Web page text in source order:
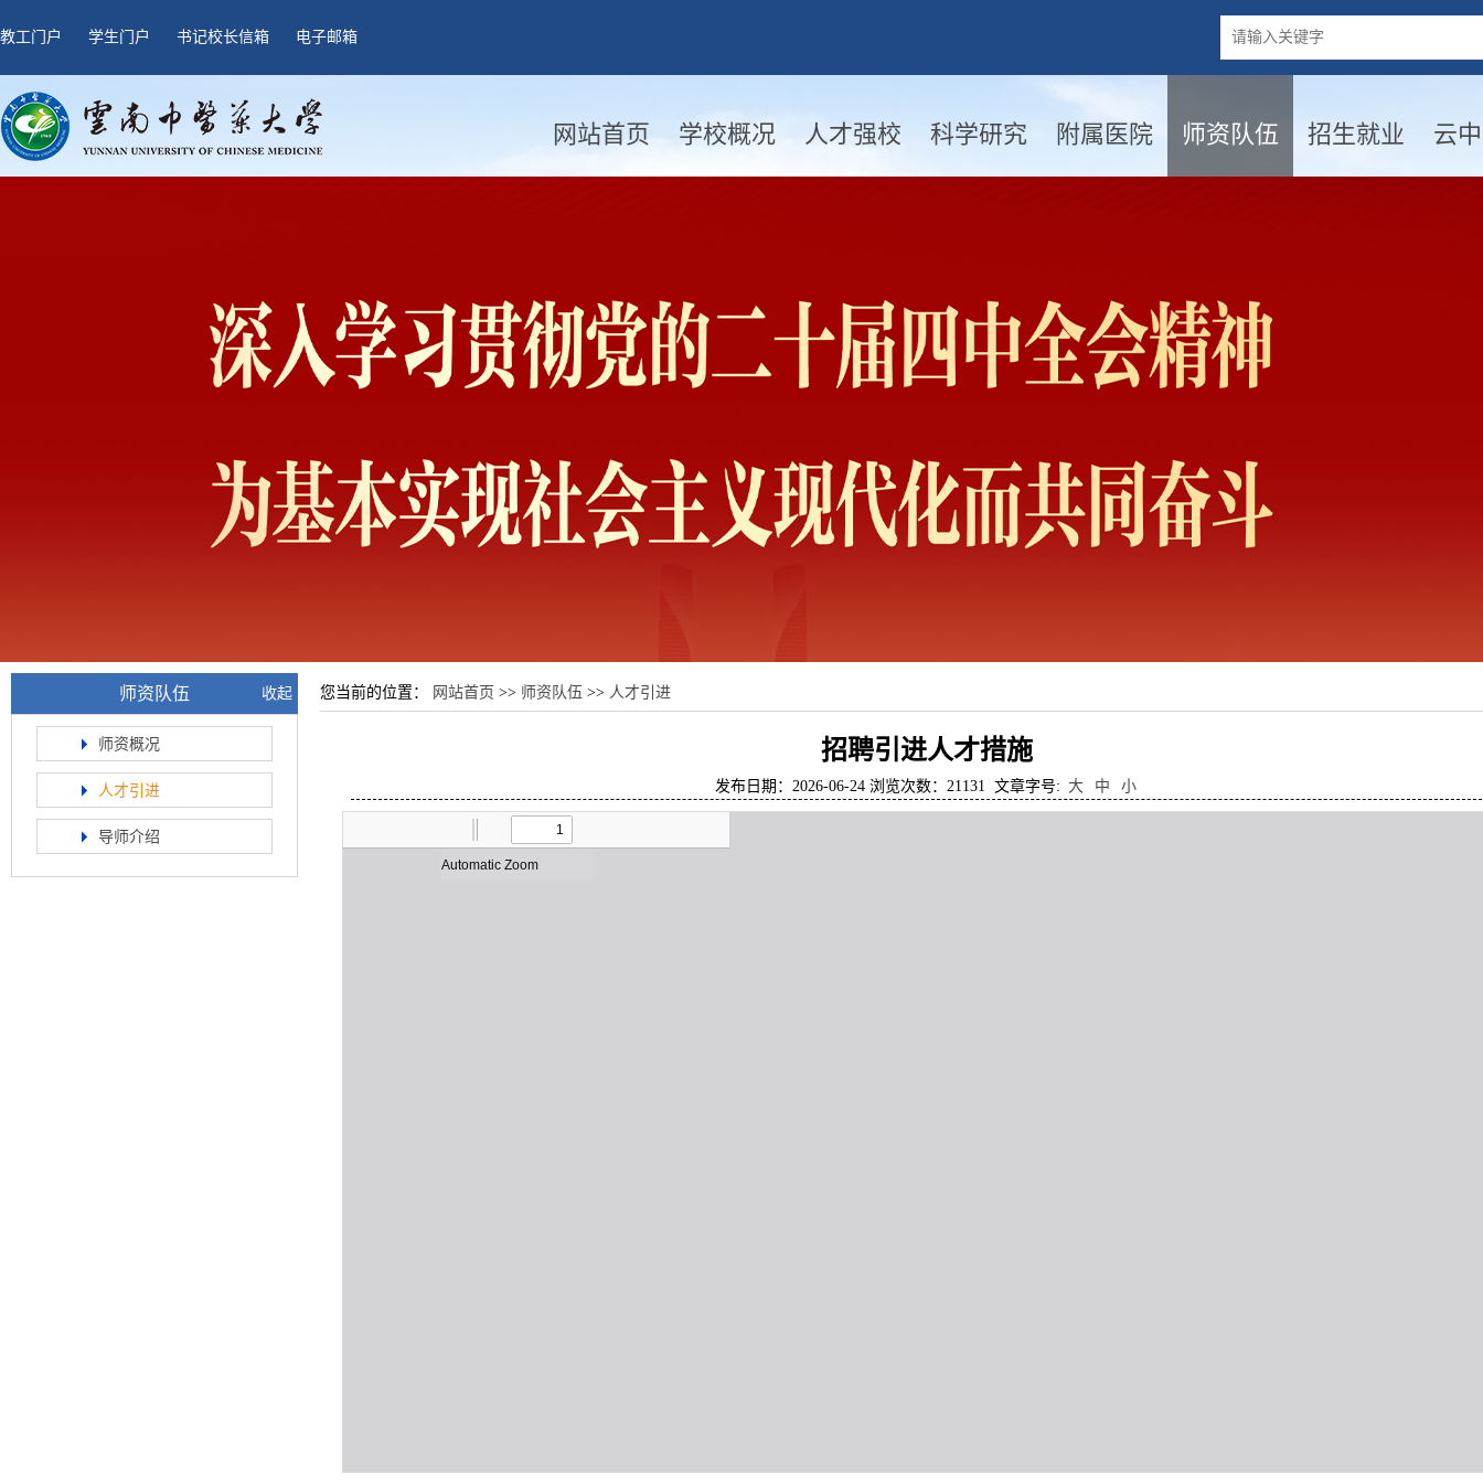
教工门户 学生门户 书记校长信箱 电子邮箱
网站首页 学校概况 人才强校 科学研究 附属医院 师资队伍 招生就业 云
师资队伍 收起
师资概况
人才引进
导师介绍
您当前的位置： 网站首页 >> 师资队伍 >> 人才引进
招聘引进人才措施
发布日期：2026-06-24 浏览次数： 21131 文章字号: 大 中 小